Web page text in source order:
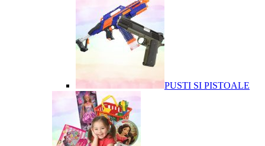
PUSTI SI PISTOALE